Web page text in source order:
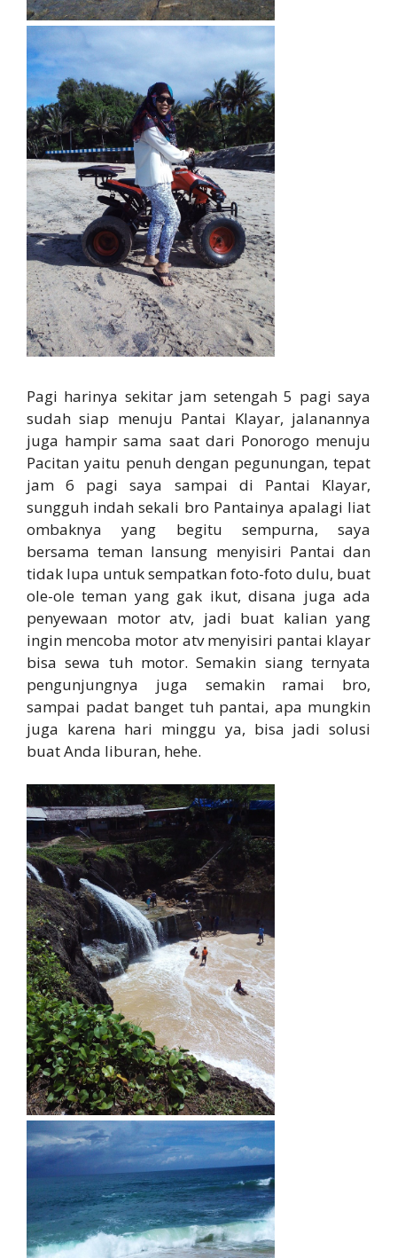
Pagi harinya sekitar jam setengah 5 pagi saya
sudah siap menuju Pantai Klayar, jalanannya
juga hampir sama saat dari Ponorogo menuju
Pacitan yaitu penuh dengan pegunungan, tepat
jam 6 pagi saya sampai di Pantai Klayar,
sungguh indah sekali bro Pantainya apalagi liat
ombaknya yang begitu sempurna, saya
bersama teman lansung menyisiri Pantai dan
tidak lupa untuk sempatkan foto-foto dulu, buat
ole-ole teman yang gak ikut, disana juga ada
penyewaan motor atv, jadi buat kalian yang
ingin mencoba motor atv menyisiri pantai klayar
bisa sewa tuh motor. Semakin siang ternyata
pengunjungnya juga semakin ramai bro,
sampai padat banget tuh pantai, apa mungkin
juga karena hari minggu ya, bisa jadi solusi
buat Anda liburan, hehe.